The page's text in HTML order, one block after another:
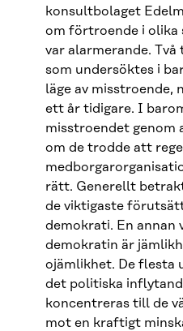
konsultbolaget
om förtroende i olika
var alarmerande.
som undersöktes i
läge av misstroende,
ett år tidigare. I
misstroendet genom
om de trodde att
rätt. Generellt
de viktigaste
demokrati. En
demokratin är
ojämlikhet. De flesta
det politiska
koncentreras till de
mot en kraftigt